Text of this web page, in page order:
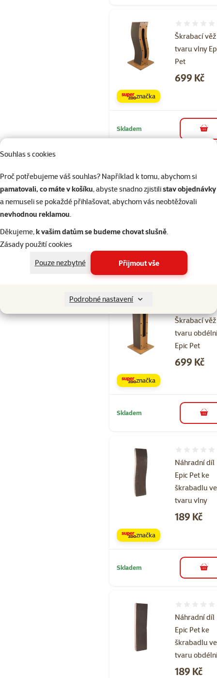
Souhlas s cookies
Proč potřebujeme váš souhlas? Například k tomu, abychom si
pamatovali, co máte v košíku, abyste snadno zjistilistav objednávky
a nemuseli se pokaždé přihlašovat, abychom vás neobtěžovali
nevhodnou reklamou.
Děkujeme,k vašim datům se budeme chovat slušně.
Zásady použití cookies
Pouze nezbytné
Přijmout vše
Podrobné nastavení
Škrabací
tvaru vlny
Pet
Cena
699 Kč
značka
Skladem do
Škrabací
tvaru
Epic Pet
Škrabací
tvaru
Epic Pet
Hodnocení
Cena
699 Kč
značka
Skladem do
Náhradní díl
Epic Pet ke
škrabadlu ve
tvaru vlny
Cena
189 Kč
značka
Skladem do
Náhradní díl
Epic Pet ke
škrabadlu ve
tvaru
Cena
189 Kč